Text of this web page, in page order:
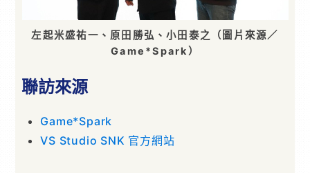
左起米盛祐一、原田勝弘、小田泰之（圖片來源／
Game*Spark）
聯訪來源
Game*Spark
VS Studio SNK 官方網站